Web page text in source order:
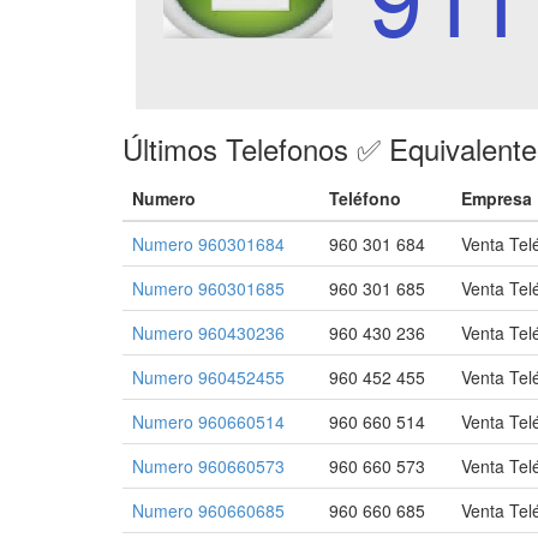
Últimos Telefonos ✅
Numero Teléfono
Empresa
Numero 960301684
960 301 684
Venta
Numero 960301685
960 301 685
Venta
Numero 960430236
960 430 236
Venta
Numero 960452455
960 452 455
Venta
Numero 960660514
960 660 514
Venta
Numero 960660573
960 660 573
Venta
Numero 960660685
960 660 685 Venta